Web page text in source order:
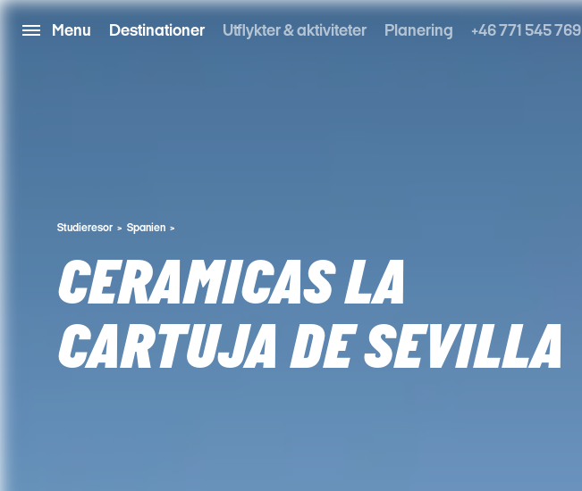
Menu Destinationer Utflykter & aktiviteter Planering +46 771 545 769
Studieresor Spanien
CERAMICAS LA
CARTUJA DE SEVILLA